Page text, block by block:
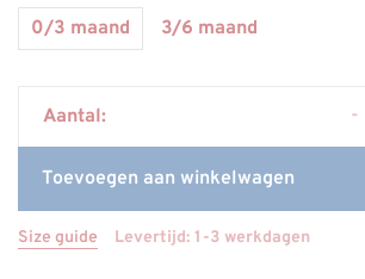
0/3 maand 3/6 maand
Aantal: -
Toevoegen aan winkelwagen
Size guide Levertijd: 1-3 werkdagen